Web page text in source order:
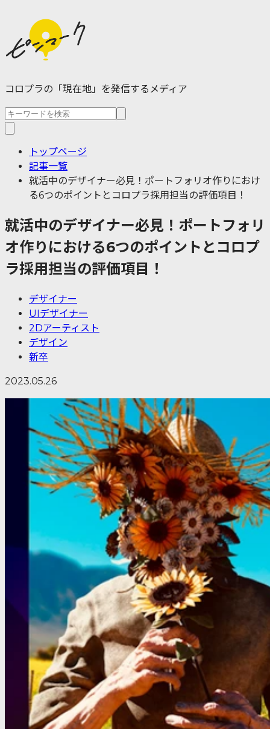
コロプラの「現在地」を発信するメディア
トップページ
記事一覧
就活中のデザイナー必見！ポートフォリオ作りにおけ
る6つのポイントとコロプラ採用担当の評価項目！
就活中のデザイナー必見！ポートフォリ
オ作りにおける6つのポイントとコロプ
ラ採用担当の評価項目！
デザイナー
UIデザイナー
2Dアーティスト
デザイン
新卒
2023.05.26